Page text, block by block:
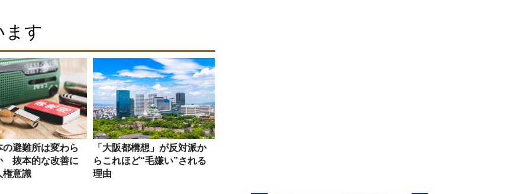
ます
の避難所は変わら
抜本的な改善に
権意識
「大阪都構想」が反対派か
らこれほど“毛嫌い”される
理由